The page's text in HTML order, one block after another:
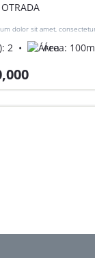
dolor sit amet,
tempor incididunt ut labore
2 Área: 100